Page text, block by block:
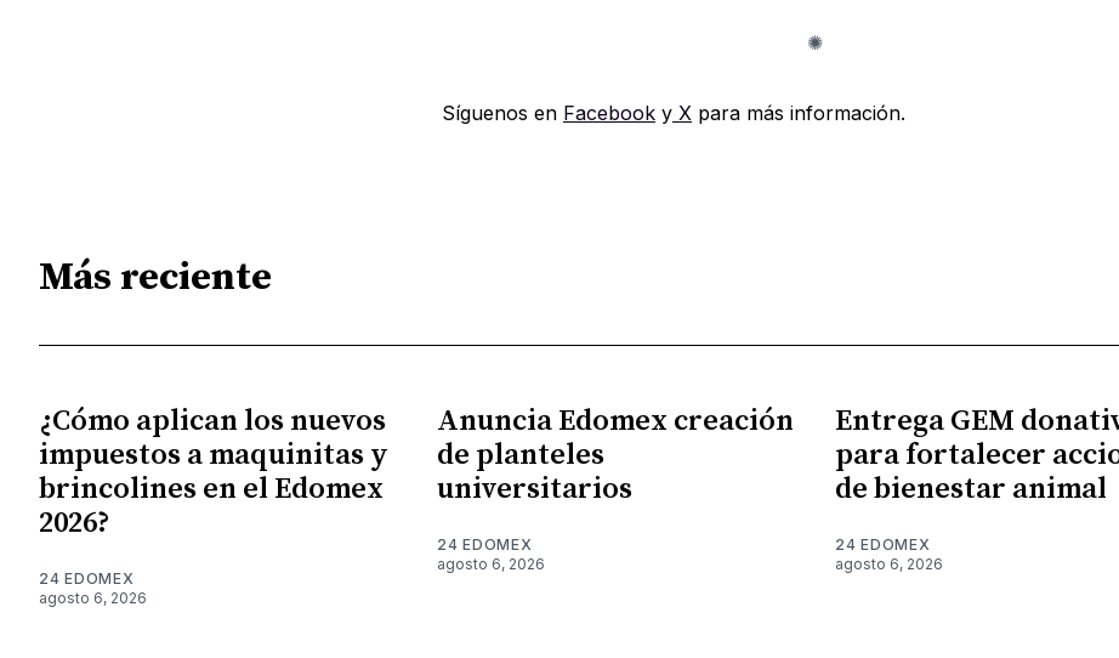
Síguenos en FacebookyX para más información.
Más reciente
¿Cómo aplican los nuevos
impuestos a maquinitas y
brincolines en el Edomex
2026?
24 EDOMEX
agosto 6, 2026
Anuncia Edomex creación
de planteles
universitarios
24 EDOMEX
agosto 6, 2026
Entrega GEM
para fortalecer
de bienestar animal
24 EDOMEX
agosto 6, 2026